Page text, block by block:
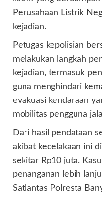
Perusahaan Listrik
kejadian.
Petugas kepolisian
melakukan langkah
kejadian, termasuk
guna menghindari
evakuasi kendaraan
mobilitas pengguna
Dari hasil pendataan
akibat kecelakaan ini
sekitar Rp10 juta.
penanganan lebih
Satlantas Polresta